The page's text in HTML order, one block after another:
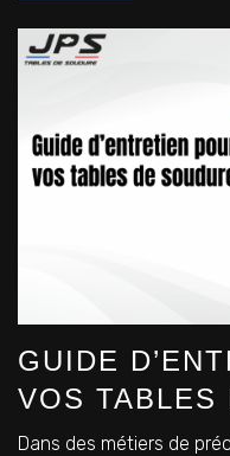
GUIDE
VOS TABLES
Dans des métiers de